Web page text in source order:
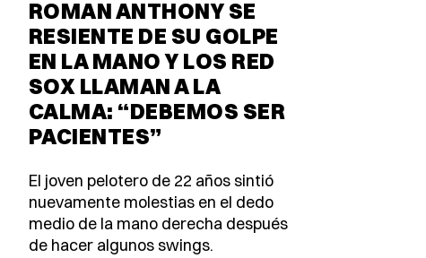
ROMAN ANTHONY SE
RESIENTE DE SU GOLPE
EN LA MANO Y LOS RED
SOX LLAMAN A LA
CALMA: “DEBEMOS SER
PACIENTES”
El joven pelotero de 22 años sintió
nuevamente molestias en el dedo
medio de la mano derecha después
de hacer algunos swings.